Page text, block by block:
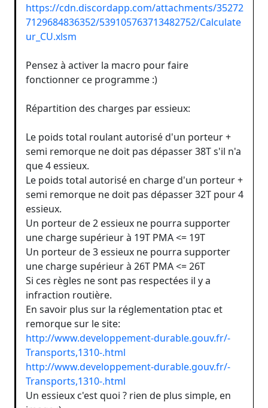
https://cdn.discordapp.com/attachments/35272
7129684836352/539105763713482752/Calculate
ur_CU.xlsm
Pensez à activer la macro pour faire
fonctionner ce programme :)
Répartition des charges par essieux:
Le poids total roulant autorisé d'un porteur +
semi remorque ne doit pas dépasser 38T s'il n'a
que 4 essieux.
Le poids total autorisé en charge d'un porteur +
semi remorque ne doit pas dépasser 32T pour 4
essieux.
Un porteur de 2 essieux ne pourra supporter
une charge supérieur à 19T PMA <= 19T
Un porteur de 3 essieux ne pourra supporter
une charge supérieur à 26T PMA <= 26T
Si ces règles ne sont pas respectées il y a
infraction routière.
En savoir plus sur la réglementation ptac et
remorque sur le site:
http://www.developpement-durable.gouv.fr/-
Transports,1310-.html
http://www.developpement-durable.gouv.fr/-
Transports,1310-.html
Un essieux c'est quoi ? rien de plus simple, en